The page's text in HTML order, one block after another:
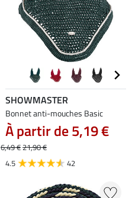
SHOWMASTER
Bonnet anti-mouches Basic
À partir de 5,19 €
6,49 €21,90 €
4.5
42